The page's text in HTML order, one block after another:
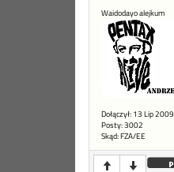
Waidodayo alejkum
Dołączył: 13 Lip 2009
Posty: 3002
Skąd: FZA/EE